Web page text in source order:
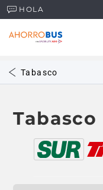
HOLA
Tabasco
Tabasco